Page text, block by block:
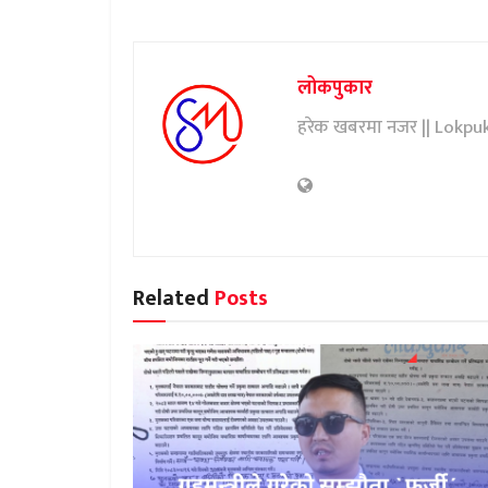
लोकपुकार
हरेक खबरमा नजर ||
Related Posts